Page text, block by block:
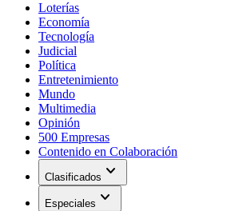
Loterías
Economía
Tecnología
Judicial
Política
Entretenimiento
Mundo
Multimedia
Opinión
500 Empresas
Contenido en Colaboración
Clasificados expand_more
Especiales expand_more